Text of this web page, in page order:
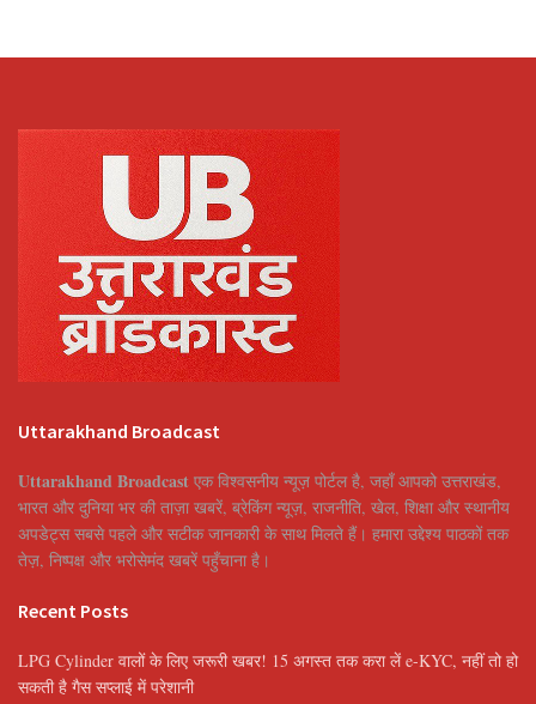
Uttarakhand Broadcast
Uttarakhand Broadcast एक विश्वसनीय न्यूज़ पोर्टल है, जहाँ आपको उत्तराखंड,
भारत और दुनिया भर की ताज़ा खबरें, ब्रेकिंग न्यूज़, राजनीति, खेल, शिक्षा और स्थानीय
अपडेट्स सबसे पहले और सटीक जानकारी के साथ मिलते हैं। हमारा उद्देश्य पाठकों तक
तेज़, निष्पक्ष और भरोसेमंद खबरें पहुँचाना है।
Recent Posts
LPG Cylinder वालों के लिए जरूरी खबर! 15 अगस्त तक करा लें e-KYC, नहीं तो हो
सकती है गैस सप्लाई में परेशानी